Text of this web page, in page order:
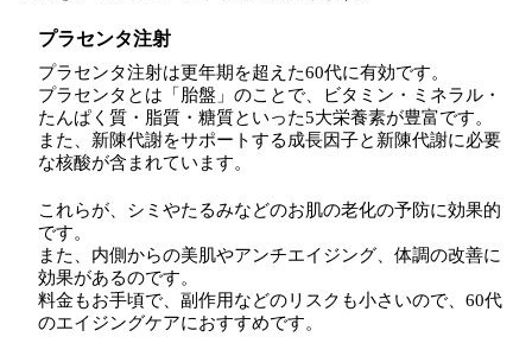
プラセンタ注射
プラセンタ注射は更年期を超えた60代に有効です。
プラセンタとは「胎盤」のことで、ビタミン・ミネラル・
たんぱく質・脂質・糖質といった5大栄養素が豊富です。
また、新陳代謝をサポートする成長因子と新陳代謝に必要
な核酸が含まれています。
これらが、シミやたるみなどのお肌の老化の予防に効果的
です。
また、内側からの美肌やアンチエイジング、体調の改善に
効果があるのです。
料金もお手頃で、副作用などのリスクも小さいので、60代
のエイジングケアにおすすめです。